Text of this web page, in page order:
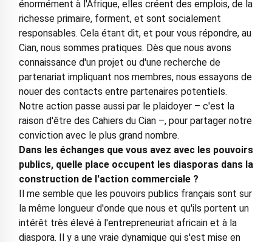
énormément à l'Afrique, elles créent des emplois, de la
richesse primaire, forment, et sont socialement
responsables. Cela étant dit, et pour vous répondre, au
Cian, nous sommes pratiques. Dès que nous avons
connaissance d'un projet ou d'une recherche de
partenariat impliquant nos membres, nous essayons de
nouer des contacts entre partenaires potentiels.
Notre action passe aussi par le plaidoyer – c'est la
raison d'être des Cahiers du Cian –, pour partager notre
conviction avec le plus grand nombre.
Dans les échanges que vous avez avec les pouvoirs
publics, quelle place occupent les diasporas dans la
construction de l'action commerciale ?
Il me semble que les pouvoirs publics français sont sur
la même longueur d'onde que nous et qu'ils portent un
intérêt très élevé à l'entrepreneuriat africain et à la
diaspora. Il y a une vraie dynamique qui s'est mise en